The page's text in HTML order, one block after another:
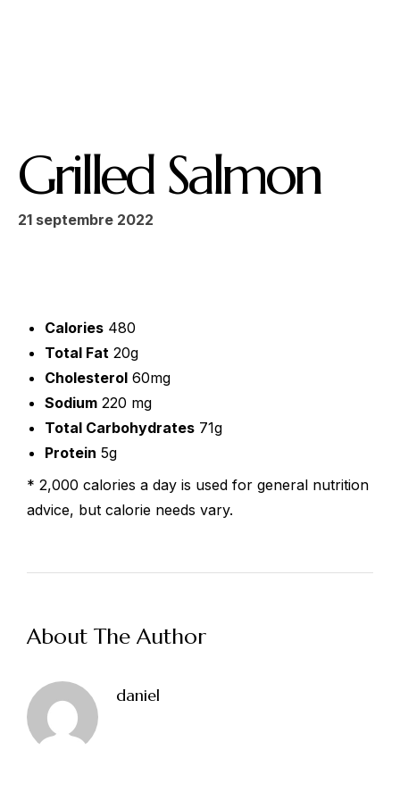
Grilled Salmon
21 septembre 2022
Calories 480
Total Fat 20g
Cholesterol 60mg
Sodium 220 mg
Total Carbohydrates 71g
Protein 5g
* 2,000 calories a day is used for general nutrition
advice, but calorie needs vary.
About The Author
daniel